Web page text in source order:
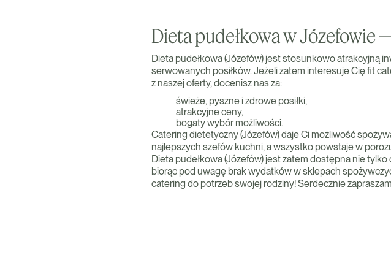
Dieta pudełkowa w Józefowie
Dieta pudełkowa (Józefów) jest stosunkowo atrakcyjną
serwowanych posiłków. Jeżeli zatem interesuje Cię fit
z naszej oferty, docenisz nas za:
świeże, pyszne i zdrowe posiłki,
atrakcyjne ceny,
bogaty wybór możliwości.
Catering dietetyczny (Józefów) daje Ci możliwość
najlepszych szefów kuchni, a wszystko powstaje w
Dieta pudełkowa (Józefów) jest zatem dostępna nie
biorąc pod uwagę brak wydatków w sklepach
catering do potrzeb swojej rodziny! Serdecznie